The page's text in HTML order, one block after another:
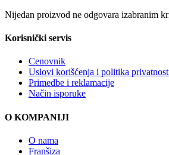
Nijedan proizvod ne odgovara izabranim
Korisnički servis
Cenovnik
Uslovi korišćenja i politika
Primedbe i reklamacije
Način isporuke
O KOMPANIJI
O nama
Franšiza